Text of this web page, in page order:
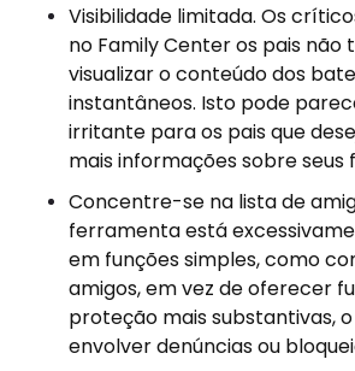
Visibilidade limitada. Os
no Family Center os pais não
visualizar o conteúdo dos
instantâneos. Isto pode
irritante para os pais que
mais informações sobre seus
Concentre-se na lista de
ferramenta está
em funções simples, como
amigos, em vez de oferecer
proteção mais substantivas,
envolver denúncias ou